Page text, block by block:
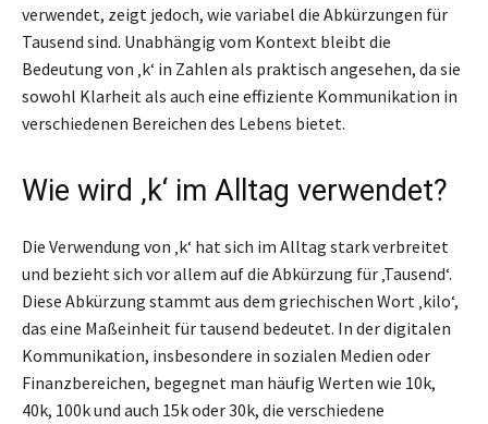
verwendet, zeigt jedoch, wie variabel die Abkürzungen für
Tausend sind. Unabhängig vom Kontext bleibt die
Bedeutung von ‚k‘ in Zahlen als praktisch angesehen, da sie
sowohl Klarheit als auch eine effiziente Kommunikation in
verschiedenen Bereichen des Lebens bietet.
Wie wird ‚k‘ im Alltag verwendet?
Die Verwendung von ‚k‘ hat sich im Alltag stark verbreitet
und bezieht sich vor allem auf die Abkürzung für ‚Tausend‘.
Diese Abkürzung stammt aus dem griechischen Wort ‚kilo‘,
das eine Maßeinheit für tausend bedeutet. In der digitalen
Kommunikation, insbesondere in sozialen Medien oder
Finanzbereichen, begegnet man häufig Werten wie 10k,
40k, 100k und auch 15k oder 30k, die verschiedene